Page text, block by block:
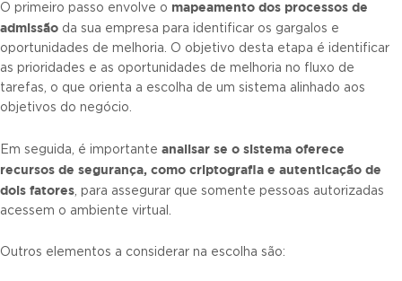
O primeiro passo envolve o mapeamento dos processos de
admissão da sua empresa para identificar os gargalos e
oportunidades de melhoria. O objetivo desta etapa é identificar
as prioridades e as oportunidades de melhoria no fluxo de
tarefas, o que orienta a escolha de um sistema alinhado aos
objetivos do negócio.
Em seguida, é importante analisar se o sistema oferece
recursos de segurança, como criptografia e autenticação de
dois fatores, para assegurar que somente pessoas autorizadas
acessem o ambiente virtual.
Outros elementos a considerar na escolha são: